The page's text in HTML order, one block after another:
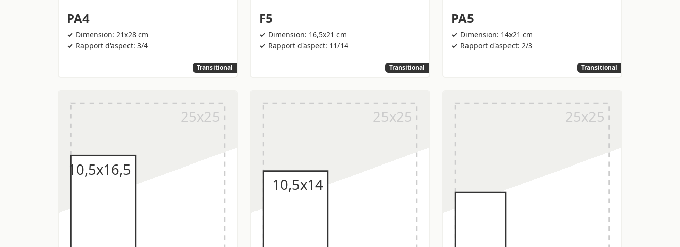
PA4
Dimension: 21x28 cm
Rapport d'aspect: 3/4
Transitional
F5
Dimension: 16,5x21 cm
Rapport d'aspect: 11/14
Transitional
PA5
Dimension: 14x21 cm
Rapport d'aspect: 2/3
Transitional